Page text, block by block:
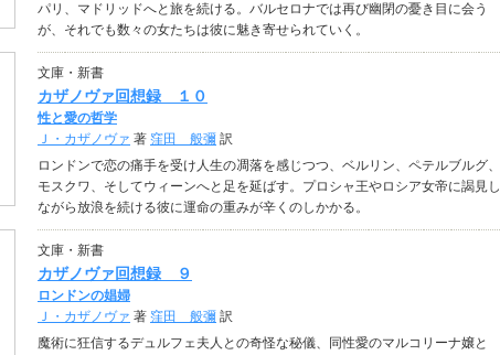
パリ、マドリッドへと旅を続ける。バルセロナでは再び幽閉の憂き目に会う
が、それでも数々の女たちは彼に魅き寄せられていく。
文庫・新書
カザノヴァ回想録 １０
性と愛の哲学
Ｊ・カザノヴァ 著 窪田 般彌 訳
ロンドンで恋の痛手を受け人生の凋落を感じつつ、ベルリン、ペテルブルグ、
モスクワ、そしてウィーンへと足を延ばす。プロシャ王やロシア女帝に謁見し
ながら放浪を続ける彼に運命の重みが辛くのしかかる。
文庫・新書
カザノヴァ回想録 ９
ロンドンの娼婦
Ｊ・カザノヴァ 著 窪田 般彌 訳
魔術に狂信するデュルフェ夫人との奇怪な秘儀、同性愛のマルコリーナ嬢と